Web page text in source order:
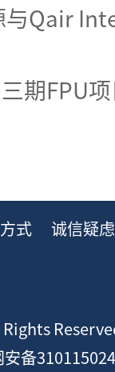
与Qair
期FPU
式 诚信疑
安备